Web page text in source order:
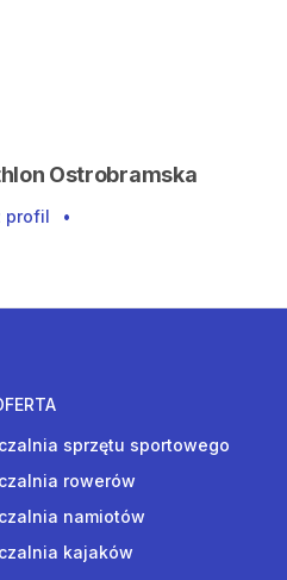
Ostrobramska
profil •
sprzętu sportowego
rowerów
namiotów
kajaków